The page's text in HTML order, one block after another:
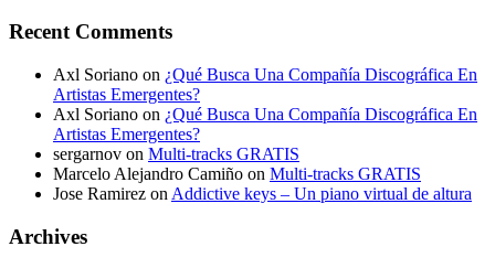
Recent Comments
Axl Soriano on ¿Qué Busca Una Compañía Discográfica En
Artistas Emergentes?
Axl Soriano on ¿Qué Busca Una Compañía Discográfica En
Artistas Emergentes?
sergarnov on Multi-tracks GRATIS
Marcelo Alejandro Camiño on Multi-tracks GRATIS
Jose Ramirez on Addictive keys – Un piano virtual de altura
Archives